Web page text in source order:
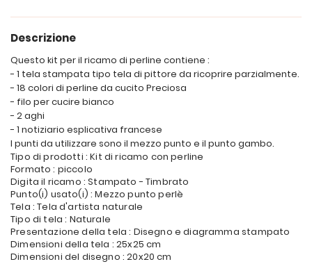
Descrizione
Questo kit per il ricamo di perline contiene :
- 1 tela stampata tipo tela di pittore da ricoprire parzialmente.
- 18 colori di perline da cucito Preciosa
- filo per cucire bianco
- 2 aghi
- 1 notiziario esplicativa francese
I punti da utilizzare sono il mezzo punto e il punto gambo.
Tipo di prodotti : Kit di ricamo con perline
Formato : piccolo
Digita il ricamo : Stampato - Timbrato
Punto(i) usato(i) : Mezzo punto perlè
Tela : Tela d'artista naturale
Tipo di tela : Naturale
Presentazione della tela : Disegno e diagramma stampato
Dimensioni della tela : 25x25 cm
Dimensioni del disegno : 20x20 cm